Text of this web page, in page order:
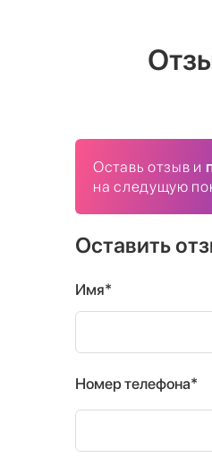
Оставь отзыв и
на следущую
Оставить
Имя*
Номер телефона*